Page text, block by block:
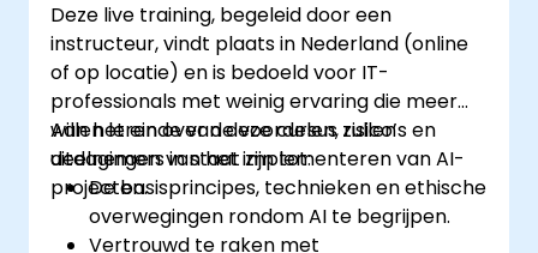
Deze live training, begeleid door een
instructeur, vindt plaats in Nederland (online
of op locatie) en is bedoeld voor IT-
professionals met weinig ervaring die meer
willen leren over de voordelen, risico’s en
uitdagingen van het implementeren van AI-
projecten.
Aan het einde van deze cursus zullen
deelnemers in staat zijn tot:
De basisprincipes, technieken en ethische
overwegingen rondom AI te begrijpen.
Vertrouwd te raken met